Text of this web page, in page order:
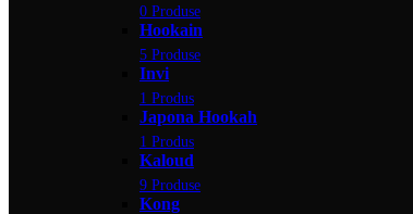
0 Produse
Hookain
5 Produse
Invi
1 Produs
Japona Hookah
1 Produs
Kaloud
9 Produse
Kong